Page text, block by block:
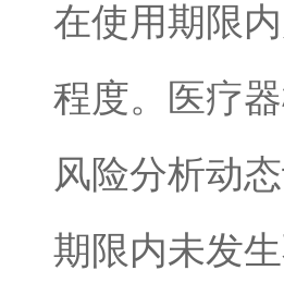
在使用期限
程度。医疗
风险分析动
期限内未发